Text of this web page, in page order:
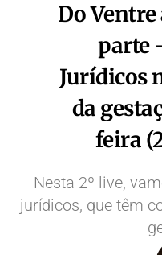
Do Ventre
parte
Jurídicos
da
feira
Nesta 2º live,
jurídicos, que têm